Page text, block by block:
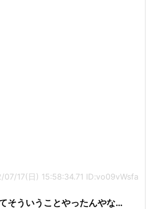
07/17(日) 15:58:34.71 ID:vo09vWsfa
そういうことやったんやな…